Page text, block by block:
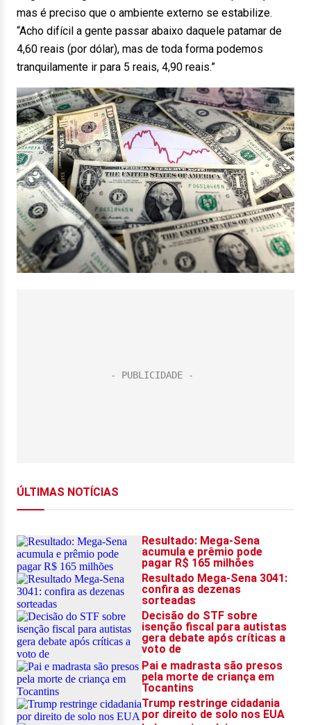
mas é preciso que o ambiente externo se estabilize.
“Acho difícil a gente passar abaixo daquele patamar de
4,60 reais (por dólar), mas de toda forma podemos
tranquilamente ir para 5 reais, 4,90 reais.”